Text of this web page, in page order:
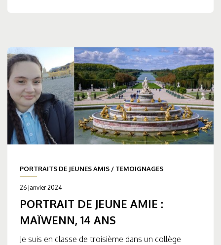
PORTRAITS DE JEUNES AMIS / TEMOIGNAGES
26 janvier 2024
PORTRAIT DE JEUNE AMIE :
MAÏWENN, 14 ANS
Je suis en classe de troisième dans un collège